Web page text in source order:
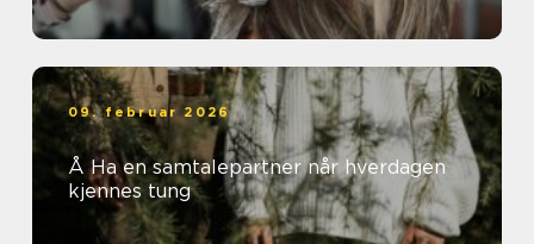
09. februar 2026
Å Ha en samtalepartner når hverdagen
kjennes tung